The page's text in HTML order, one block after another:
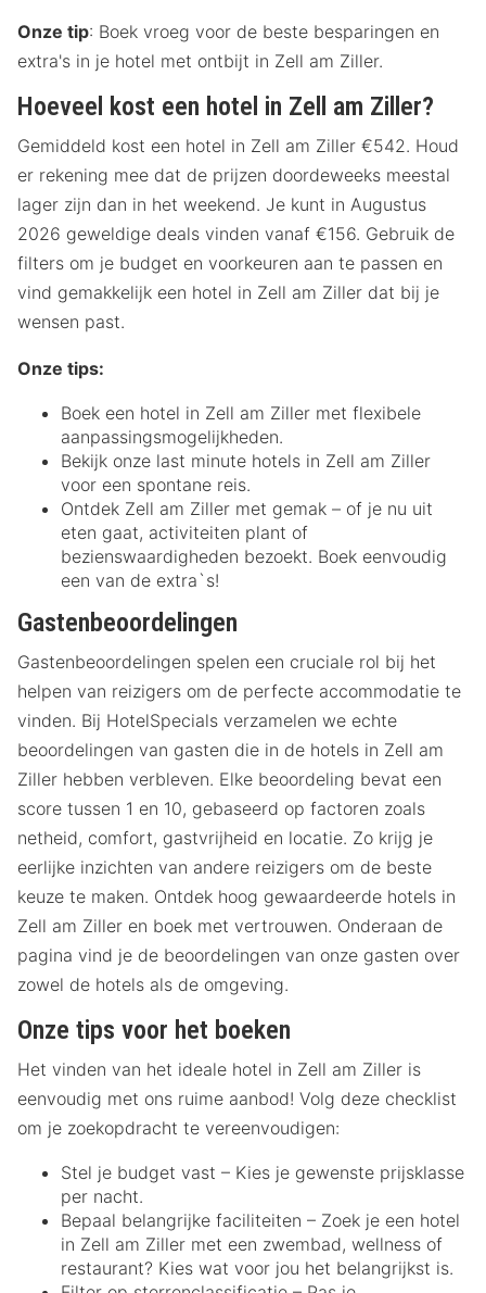
Onze tip: Boek vroeg voor de beste besparingen en
extra's in je hotel met ontbijt in Zell am Ziller.
Hoeveel kost een hotel in Zell am Ziller?
Gemiddeld kost een hotel in Zell am Ziller €542. Houd
er rekening mee dat de prijzen doordeweeks meestal
lager zijn dan in het weekend. Je kunt in Augustus
2026 geweldige deals vinden vanaf €156. Gebruik de
filters om je budget en voorkeuren aan te passen en
vind gemakkelijk een hotel in Zell am Ziller dat bij je
wensen past.
Onze tips:
Boek een hotel in Zell am Ziller met flexibele
aanpassingsmogelijkheden.
Bekijk onze last minute hotels in Zell am Ziller
voor een spontane reis.
Ontdek Zell am Ziller met gemak – of je nu uit
eten gaat, activiteiten plant of
bezienswaardigheden bezoekt. Boek eenvoudig
een van de extra`s!
Gastenbeoordelingen
Gastenbeoordelingen spelen een cruciale rol bij het
helpen van reizigers om de perfecte accommodatie te
vinden. Bij HotelSpecials verzamelen we echte
beoordelingen van gasten die in de hotels in Zell am
Ziller hebben verbleven. Elke beoordeling bevat een
score tussen 1 en 10, gebaseerd op factoren zoals
netheid, comfort, gastvrijheid en locatie. Zo krijg je
eerlijke inzichten van andere reizigers om de beste
keuze te maken. Ontdek hoog gewaardeerde hotels in
Zell am Ziller en boek met vertrouwen. Onderaan de
pagina vind je de beoordelingen van onze gasten over
zowel de hotels als de omgeving.
Onze tips voor het boeken
Het vinden van het ideale hotel in Zell am Ziller is
eenvoudig met ons ruime aanbod! Volg deze checklist
om je zoekopdracht te vereenvoudigen:
Stel je budget vast – Kies je gewenste prijsklasse
per nacht.
Bepaal belangrijke faciliteiten – Zoek je een hotel
in Zell am Ziller met een zwembad, wellness of
restaurant? Kies wat voor jou het belangrijkst is.